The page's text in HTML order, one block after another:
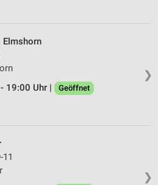
❯
Elmshorn
19:00 Uhr |
Geöffnet
❯
von Inhalten
Statistiken oder
der Angebote
zur Auswahl von